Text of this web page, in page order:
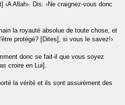
Allah›. Dis: ‹Ne craignez-vous donc
la royauté absolue de toute chose, et
protégé? [Dites], si vous le savez!›
donc se fait-il que vous soyez
croire en Lui].
la vérité et ils sont assurément des